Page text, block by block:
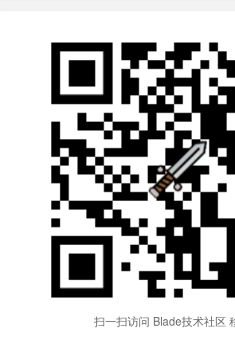
扫一扫访问 Blade技术社区